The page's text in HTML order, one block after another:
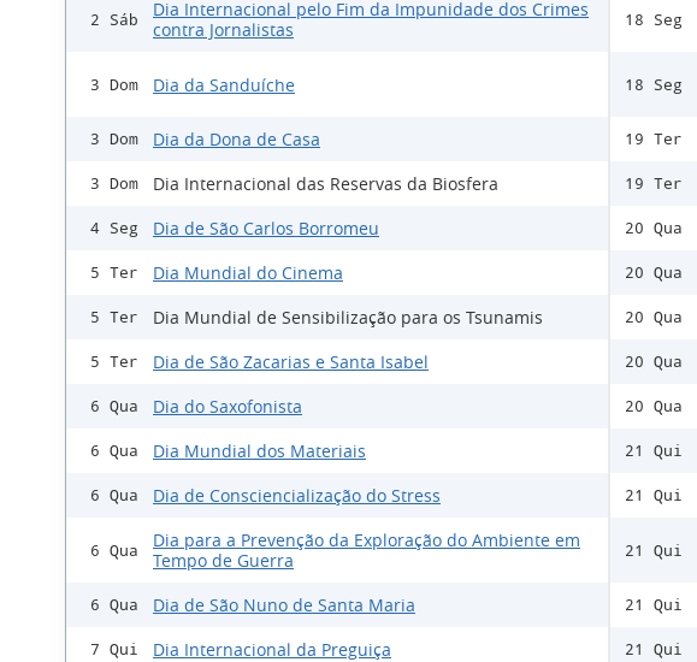
2 Sáb
Dia Internacional pelo Fim da Impunidade dos Crimes
contra Jornalistas
3 Dom Dia da Sanduíche
3 Dom Dia da Dona de Casa
3 Dom Dia Internacional das Reservas da Biosfera
4 Seg Dia de São Carlos Borromeu
5 Ter Dia Mundial do Cinema
5 Ter Dia Mundial de Sensibilização para os Tsunamis
5 Ter Dia de São Zacarias e Santa Isabel
6 Qua Dia do Saxofonista
6 Qua Dia Mundial dos Materiais
6 Qua Dia de Consciencialização do Stress
6 Qua
Dia para a Prevenção da Exploração do Ambiente em
Tempo de Guerra
6 Qua Dia de São Nuno de Santa Maria
7 Qui Dia Internacional da Preguiça
18 Seg
18 Seg
19 Ter
19 Ter
20 Qua
20 Qua
20 Qua
20 Qua
20 Qua
21 Qui
21 Qui
21 Qui
21 Qui
21 Qui